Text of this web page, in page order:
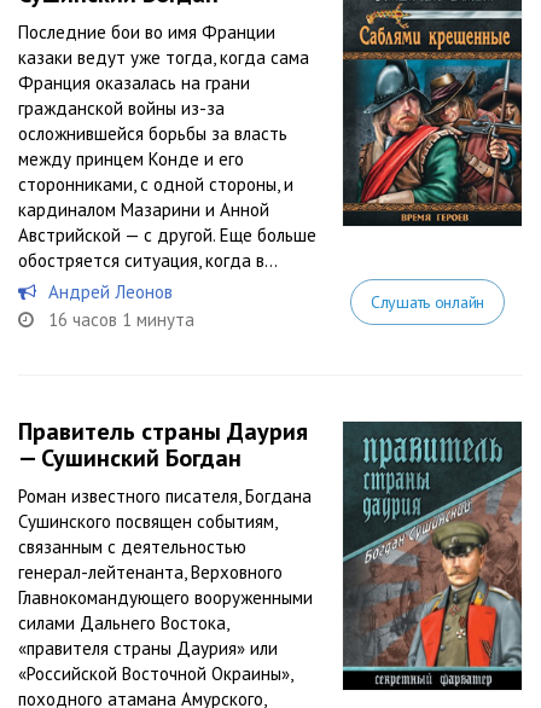
Последние бои во имя Франции
казаки ведут уже тогда, когда сама
Франция оказалась на грани
гражданской войны из-за
осложнившейся борьбы за власть
между принцем Конде и его
сторонниками, с одной стороны, и
кардиналом Мазарини и Анной
Австрийской — с другой. Еще больше
обостряется ситуация, когда в...
Андрей Леонов
16 часов 1 минута
Слушать онлайн
Правитель страны Даурия
— Сушинский Богдан
Роман известного писателя, Богдана
Сушинского посвящен событиям,
связанным с деятельностью
генерал-лейтенанта, Верховного
Главнокомандующего вооруженными
силами Дальнего Востока,
«правителя страны Даурия» или
«Российской Восточной Окраины»,
походного атамана Амурского,